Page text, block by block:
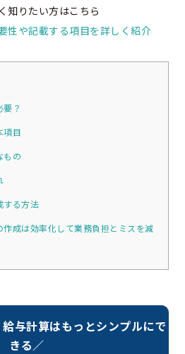
知りたい方はこちら
性や記載する項目を詳しく紹介
？
項目
もの
する方法
成は効率化して業務負担とミスを減
与計算はもっとシンプルにで
きる／